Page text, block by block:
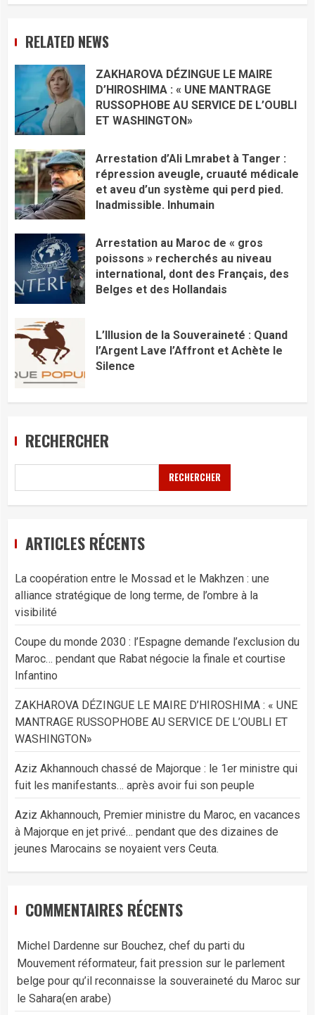
RELATED NEWS
ZAKHAROVA DÉZINGUE LE MAIRE
D’HIROSHIMA : « UNE MANTRAGE
RUSSOPHOBE AU SERVICE DE L’OUBLI
ET WASHINGTON»
Arrestation d’Ali Lmrabet à Tanger :
répression aveugle, cruauté médicale
et aveu d’un système qui perd pied.
Inadmissible. Inhumain
​Arrestation au Maroc de « gros
poissons » recherchés au niveau
international, dont des Français, des
Belges et des Hollandais
L’Illusion de la Souveraineté : Quand
l’Argent Lave l’Affront et Achète le
Silence
RECHERCHER
RECHERCHER
ARTICLES RÉCENTS
La coopération entre le Mossad et le Makhzen : une
alliance stratégique de long terme, de l’ombre à la
visibilité
Coupe du monde 2030 : l’Espagne demande l’exclusion du
Maroc… pendant que Rabat négocie la finale et courtise
Infantino
ZAKHAROVA DÉZINGUE LE MAIRE D’HIROSHIMA : « UNE
MANTRAGE RUSSOPHOBE AU SERVICE DE L’OUBLI ET
WASHINGTON»
Aziz Akhannouch chassé de Majorque : le 1er ministre qui
fuit les manifestants… après avoir fui son peuple
Aziz Akhannouch, Premier ministre du Maroc, en vacances
à Majorque en jet privé… pendant que des dizaines de
jeunes Marocains se noyaient vers Ceuta.
COMMENTAIRES RÉCENTS
Michel Dardenne sur Bouchez, chef du parti du
Mouvement réformateur, fait pression sur le parlement
belge pour qu’il reconnaisse la souveraineté du Maroc sur
le Sahara(en arabe)